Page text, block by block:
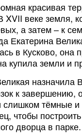
красивая
веке земля,
а затем – к
Екатерина
в Кусково,
купила земли и
назначила
к
слишком тёмные
чтобы
дворца в парке.